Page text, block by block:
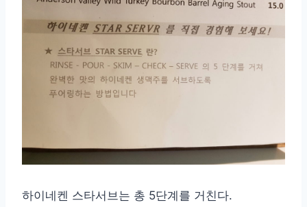
하이네켄 스타서브는 총 5단계를 거친다.